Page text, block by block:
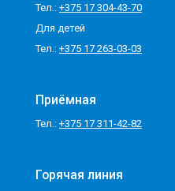
Тел.: +375 17 304-43-70
Для детей
Тел.: +375 17 263-03-03
Приёмная
Тел.: +375 17 311-42-82
Горячая линия